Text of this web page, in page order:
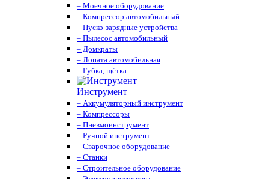
– Моечное оборудование
– Компрессор автомобильный
– Пуско-зарядные устройства
– Пылесос автомобильный
– Домкраты
– Лопата автомобильная
– Губка, щётка
Инструмент
– Аккумуляторный инструмент
– Компрессоры
– Пневмоинструмент
– Ручной инструмент
– Сварочное оборудование
– Станки
– Строительное оборудование